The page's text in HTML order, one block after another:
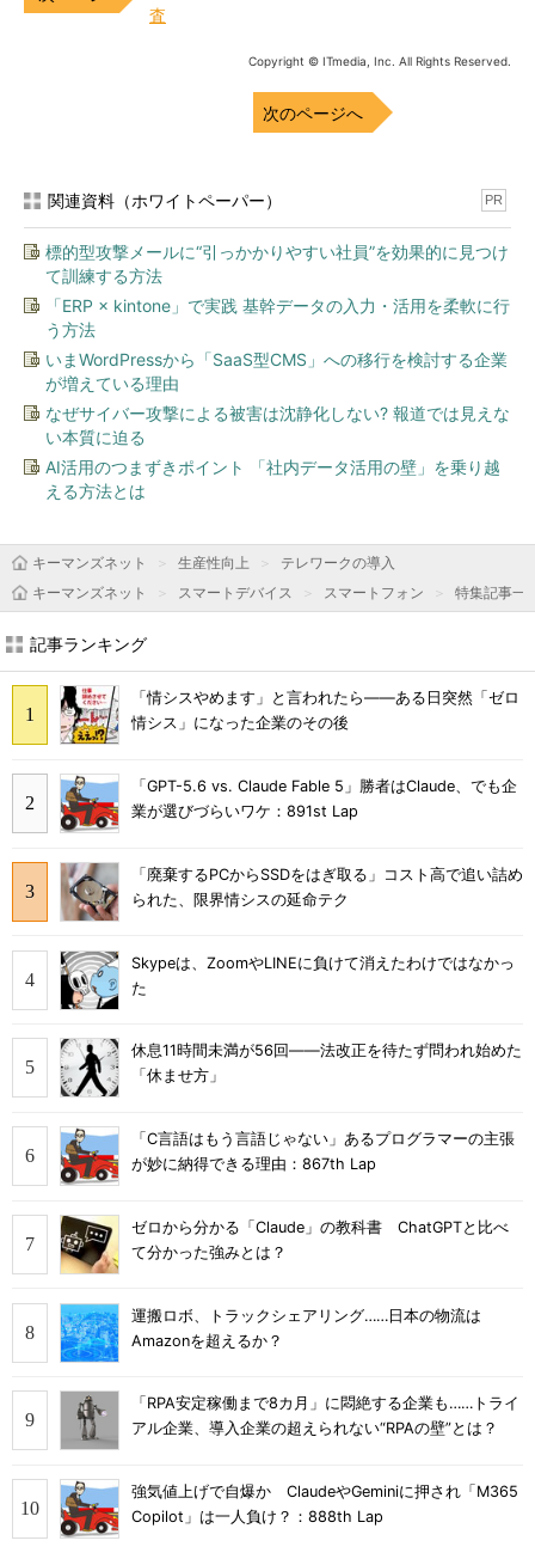
査
Copyright © ITmedia, Inc. All Rights Reserved.
次のページへ
関連資料（ホワイトペーパー） PR
標的型攻撃メールに“引っかかりやすい社員”を効果的に見つけ
て訓練する方法
「ERP × kintone」で実践 基幹データの入力・活用を柔軟に行
う方法
いまWordPressから「SaaS型CMS」への移行を検討する企業
が増えている理由
なぜサイバー攻撃による被害は沈静化しない? 報道では見えな
い本質に迫る
AI活用のつまずきポイント 「社内データ活用の壁」を乗り越
える方法とは
キーマンズネット 生産性向上
テレワークの導入
キーマンズネット
スマートデバイス スマートフォン 特集記事一
記事ランキング
「情シスやめます」と言われたら――ある日突然「ゼロ
情シス」になった企業のその後
「GPT-5.6 vs. Claude Fable 5」勝者はClaude、でも企
業が選びづらいワケ：891st Lap
「廃棄するPCからSSDをはぎ取る」コスト高で追い詰め
られた、限界情シスの延命テク
Skypeは、ZoomやLINEに負けて消えたわけではなかっ
た
休息11時間未満が56回――法改正を待たず問われ始めた
「休ませ方」
「C言語はもう言語じゃない」あるプログラマーの主張
が妙に納得できる理由：867th Lap
ゼロから分かる「Claude」の教科書 ChatGPTと比べ
て分かった強みとは？
運搬ロボ、トラックシェアリング……日本の物流は
Amazonを超えるか？
「RPA安定稼働まで8カ月」に悶絶する企業も……トライ
アル企業、導入企業の超えられない“RPAの壁”とは？
強気値上げで自爆か ClaudeやGeminiに押され「M365
Copilot」は一人負け？：888th Lap